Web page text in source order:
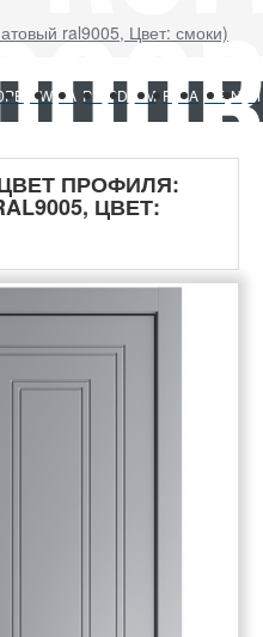
ral9005, Цвет: смоки)
0PE PW PA PE PD PM P NA NE N M
(ЦВЕТ ПРОФИЛЯ:
ЦВЕТ: